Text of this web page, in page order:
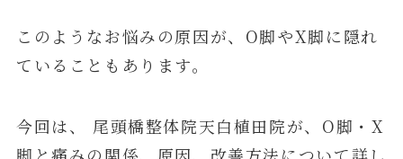
このようなお悩みの原因が、O脚やX脚に隠れ
ていることもあります。
今回は、 尾頭橋整体院天白植田院が、O脚・X